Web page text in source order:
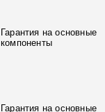
Гарантия на основные
компоненты
Гарантия на основные